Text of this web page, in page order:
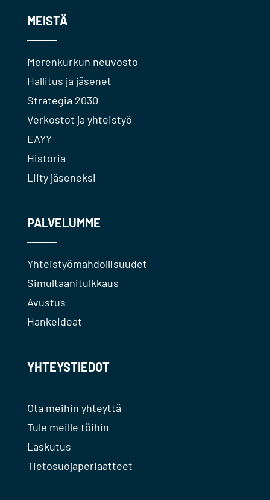
MEISTÄ
Merenkurkun neuvosto
Hallitus ja jäsenet
Strategia 2030
Verkostot ja yhteistyö
EAYY
Historia
Liity jäseneksi
PALVELUMME
Yhteistyömahdollisuudet
Simultaanitulkkaus
Avustus
Hankeideat
YHTEYSTIEDOT
Ota meihin yhteyttä
Tule meille töihin
Laskutus
Tietosuojaperiaatteet